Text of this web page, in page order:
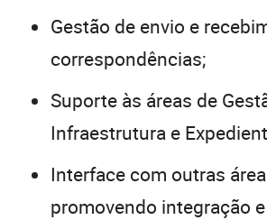
Gestão de envio e
correspondências;
Suporte às áreas de
Infraestrutura e
Interface com outras
promovendo integração